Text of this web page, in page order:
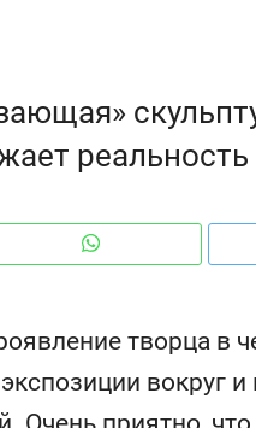
творца в
вокруг
и Face
будет
Рекомендуем
Опыт
природе,